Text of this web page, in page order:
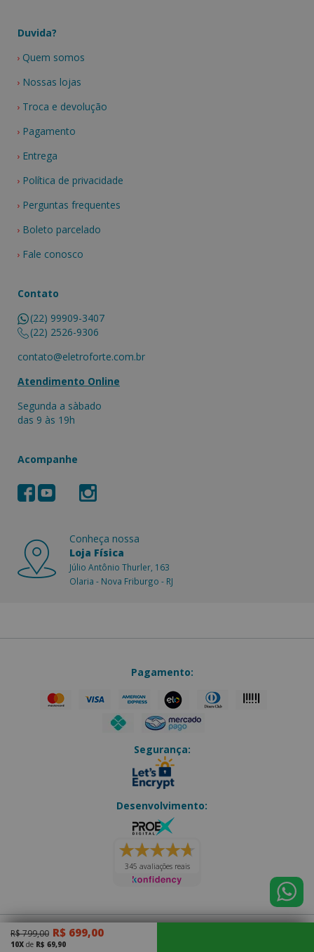
R$ 799,00 R$ 699,00
10X de R$ 69,90
Duvida?
Quem somos
Nossas lojas
Troca e devolução
Pagamento
Entrega
Política de privacidade
Perguntas frequentes
Boleto parcelado
Fale conosco
Contato
(22) 99909-3407
(22) 2526-9306
contato@eletroforte.com.br
Atendimento Online
Segunda a sàbado
das 9 às 19h
Acompanhe
Conheça nossa
Loja Física
Júlio Antônio Thurler, 163
Olaria - Nova Friburgo - RJ
Pagamento:
Segurança:
Desenvolvimento:
345 avaliações reais
Eletro Forte